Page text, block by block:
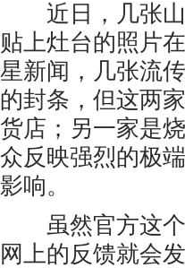
近日，几张山
贴上灶台的照片
星新闻，几张流
的封条，但这两
货店；另一家是
众反映强烈的极
影响。
虽然官方这个
网上的反馈就会